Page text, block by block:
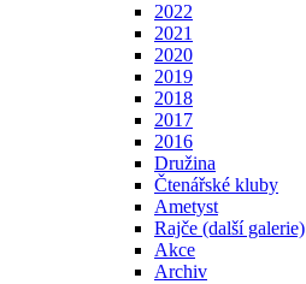
2022
2021
2020
2019
2018
2017
2016
Družina
Čtenářské kluby
Ametyst
Rajče (další galerie)
Akce
Archiv